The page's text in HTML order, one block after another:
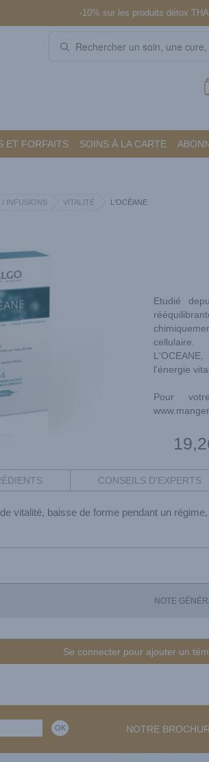
ET FORFAITS SOINS À LA CARTE
-10% sur les produits détox
INFUSIONS VITALITÉ L'OCÉANE
Etudié
cellulaire.
l'énergie
Pour
19
CONSEILS D'EXPERTS
vitalité, baisse de forme pendant un
NOTE
Se connecter pour ajouter un
NOTRE